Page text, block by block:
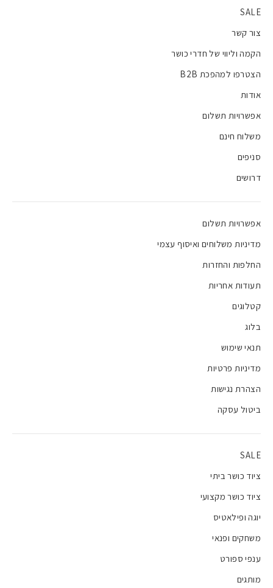
SALE
צור קשר
הקמה וליווי של חדרי כושר
הצטרפו למהפכת B2B
אודות
אפשרויות תשלום
משלוח חינם
סניפים
דרושים
אפשרויות תשלום
מדיניות משלוחים ואיסוף עצמי
החלפות והחזרות
תעודות אחריות
קטלוגים
בלוג
תנאי שימוש
מדיניות פרטיות
הצהרת נגישות
ביטול עסקה
SALE
ציוד כושר ביתי
ציוד כושר מקצועי
יוגה ופילאטיס
משחקים ופנאי
ענפי ספורט
מותגים